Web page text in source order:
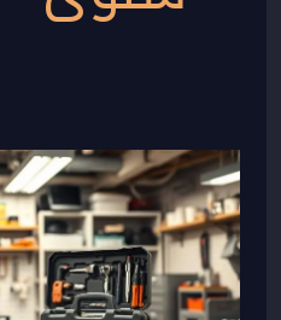
فنى
صحى
سلوى
50267365
–